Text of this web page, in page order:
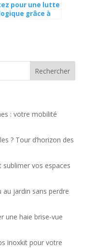
pour une lutte
grâce à
: votre mobilité
? Tour d’horizon des
vos espaces
au jardin sans perdre
une haie brise-vue
inoxkit pour votre